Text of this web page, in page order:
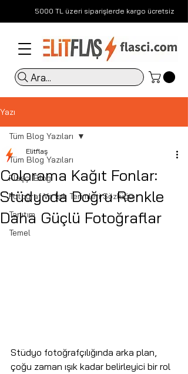
5000 TL üzeri siparişlerde kargo ücretsiz
Ara...
Yazı
Tüm Blog Yazıları
Flaşçı Blog
Fotoğraf Ve Işık Terimleri Sözlüğü
Tanıtım
Temel
Tüm Blog Yazıları
Colorama Kağıt Fonlar:
Stüdyoda Doğru Renkle
Daha Güçlü Fotoğraflar
Elitflaş
Stüdyo fotoğrafçılığında arka plan,
çoğu zaman ışık kadar belirleyici bir rol